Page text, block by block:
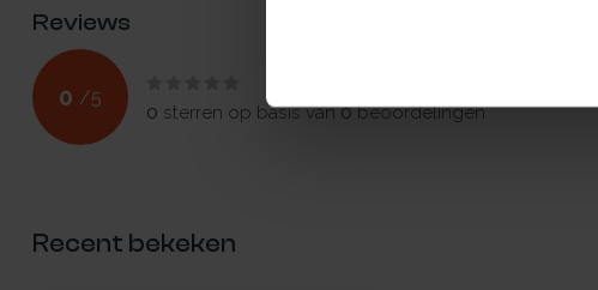
Reviews
0 /5
0 sterren op basis van0beoordelingen
Recent bekeken